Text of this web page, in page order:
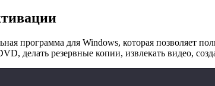
программа для Windows, которая позволяет
делать резервные копии, извлекать видео,